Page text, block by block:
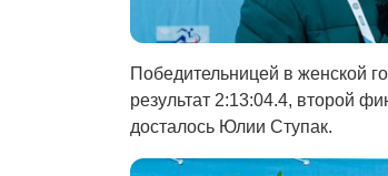
Победительницей в женской
результат 2:13:04.4, второй
досталось Юлии Ступак.